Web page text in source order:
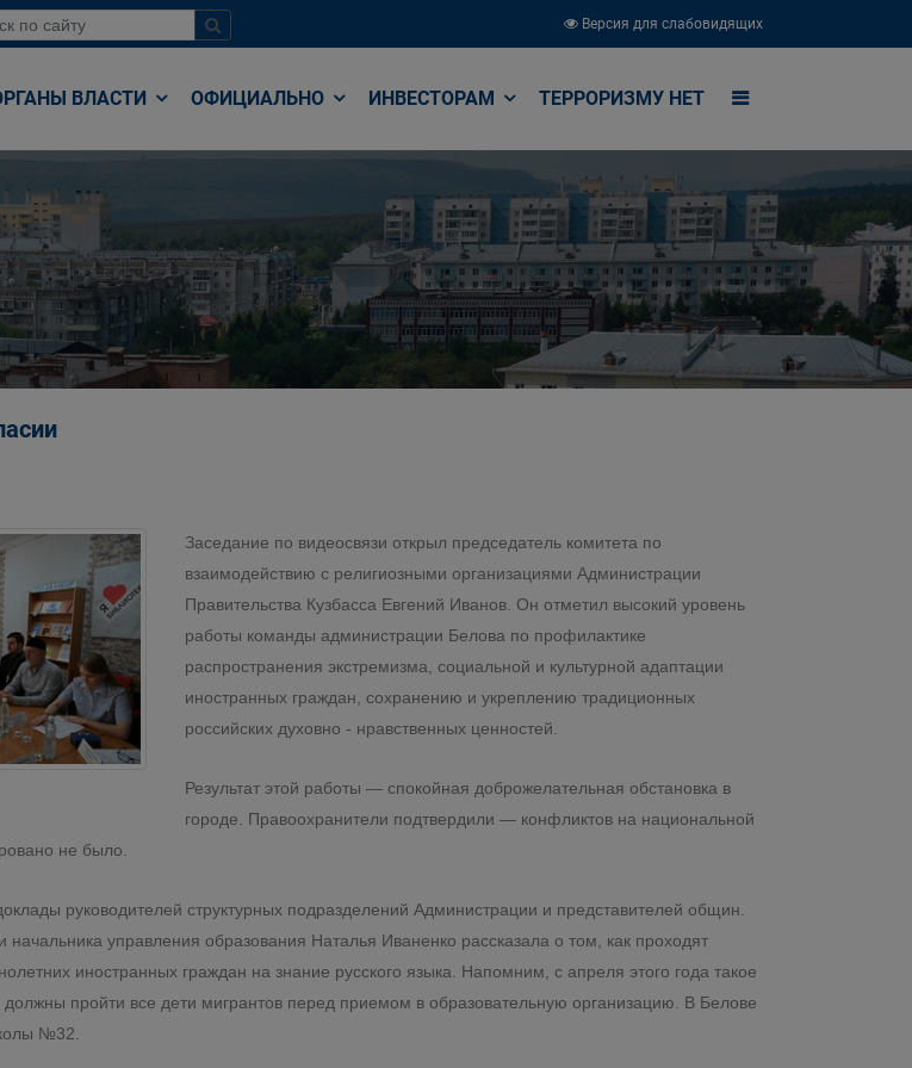
Версия для слабовидящих
ВЛАСТИ ОФИЦИАЛЬНО ИНВЕСТОРАМ ТЕРРОРИЗМУ НЕТ
Заседание по видеосвязи открыл председатель комитета по
взаимодействию с религиозными организациями Администрации
Правительства Кузбасса Евгений Иванов. Он отметил высокий уровень
работы команды администрации Белова по профилактике
распространения экстремизма, социальной и культурной адаптации
иностранных граждан, сохранению и укреплению традиционных
российских духовно - нравственных ценностей.
Результат этой работы — спокойная доброжелательная обстановка в
городе. Правоохранители подтвердили — конфликтов на национальной
не было.
руководителей структурных подразделений Администрации и представителей общин.
управления образования Наталья Иваненко рассказала о том, как проходят
иностранных граждан на знание русского языка. Напомним, с апреля этого года такое
должны пройти все дети мигрантов перед приемом в образовательную организацию. В Белове
№32.